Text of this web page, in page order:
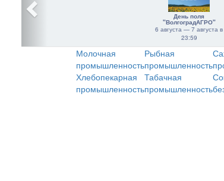
День поля
"ВолгоградАГРО"
6 августа — 7 августа в
23:59
Молочная
промышленность
Рыбная
промышленность
Хлебопекарная
промышленность
Табачная
промышленность